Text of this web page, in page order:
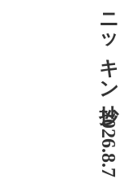
ニッキン抄 2026.8.7